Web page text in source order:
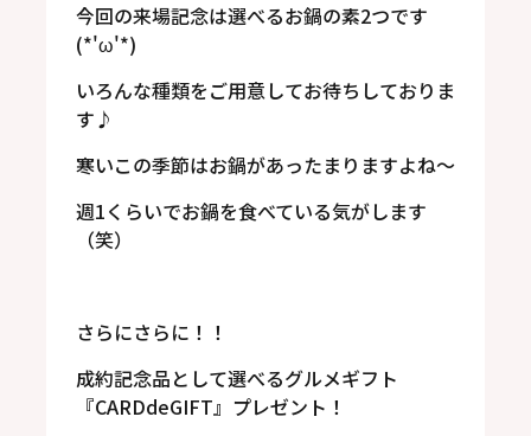
今回の来場記念は選べるお鍋の素2つです
(*'ω'*)
いろんな種類をご用意してお待ちしておりま
す♪
寒いこの季節はお鍋があったまりますよね～
週1くらいでお鍋を食べている気がします
（笑）
さらにさらに！！
成約記念品として選べるグルメギフト
『CARDdeGIFT』プレゼント！